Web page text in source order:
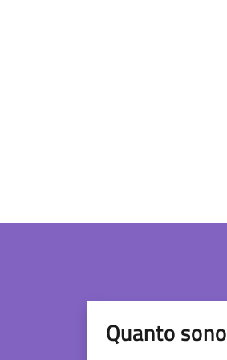
Quanto